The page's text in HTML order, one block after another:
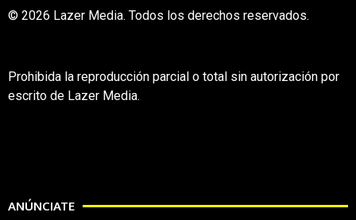
© 2026 Lazer Media. Todos los derechos reservados.
Prohibida la reproducción parcial o total sin autorización por
escrito de Lazer Media.
ANÚNCIATE